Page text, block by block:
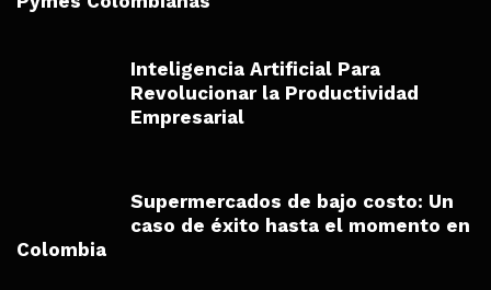
Inteligencia Artificial Para
Revolucionar la Productividad
Empresarial
Supermercados de bajo costo: Un
caso de éxito hasta el momento en
Colombia